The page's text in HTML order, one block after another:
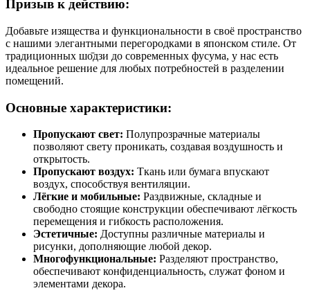
Призыв к действию:
Добавьте изящества и функциональности в своё пространство
с нашими элегантными перегородками в японском стиле. От
традиционных шо̄дзи до современных фусума, у нас есть
идеальное решение для любых потребностей в разделении
помещений.
Основные характеристики:
Пропускают свет: Полупрозрачные материалы
позволяют свету проникать, создавая воздушность и
открытость.
Пропускают воздух: Ткань или бумага впускают
воздух, способствуя вентиляции.
Лёгкие и мобильные: Раздвижные, складные и
свободно стоящие конструкции обеспечивают лёгкость
перемещения и гибкость расположения.
Эстетичные: Доступны различные материалы и
рисунки, дополняющие любой декор.
Многофункциональные: Разделяют пространство,
обеспечивают конфиденциальность, служат фоном и
элементами декора.